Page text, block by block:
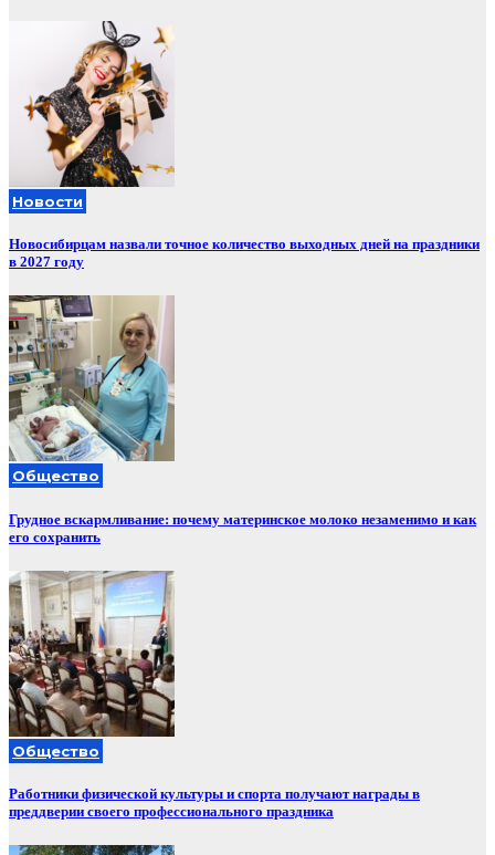
Новости
Новосибирцам назвали точное количество выходных дней на праздники
в 2027 году
Общество
Грудное вскармливание: почему материнское молоко незаменимо и как
его сохранить
Общество
Работники физической культуры и спорта получают награды в
преддверии своего профессионального праздника